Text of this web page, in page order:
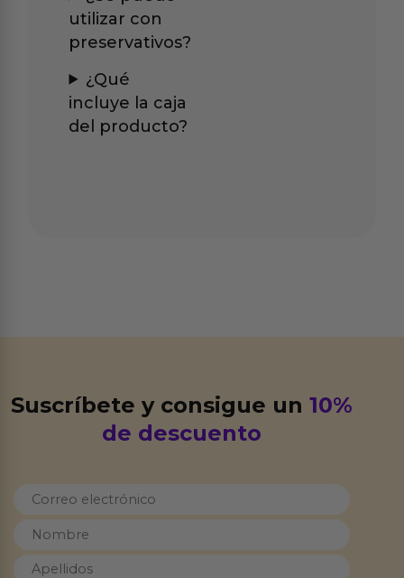
utilizar con
preservativos?
¿Qué
incluye la caja
del producto?
Suscríbete y consigue un10%
de descuento